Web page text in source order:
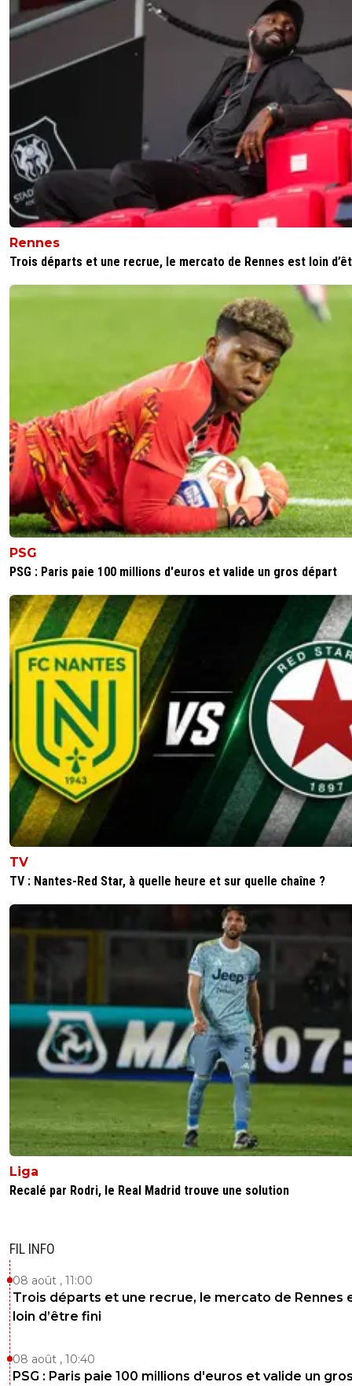
Rennes
Trois départs et une recrue, le mercato de Rennes est loin
PSG
PSG : Paris paie 100 millions d'euros et valide un gros départ
TV
TV : Nantes-Red Star, à quelle heure et sur quelle chaîne ?
Liga
Recalé par Rodri, le Real Madrid trouve une solution
FIL INFO
08 août , 11:00
Trois départs et une recrue, le mercato de Rennes
loin d’être fini
08 août , 10:40
PSG : Paris paie 100 millions d'euros et valide un